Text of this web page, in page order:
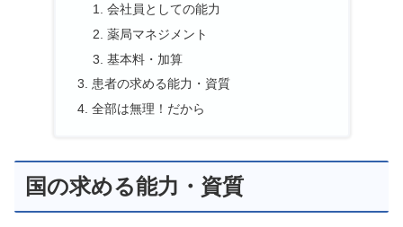
会社員としての能力
薬局マネジメント
基本料・加算
患者の求める能力・資質
全部は無理！だから
国の求める能力・資質